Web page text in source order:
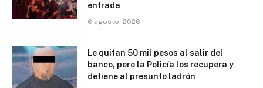
entrada
6 agosto, 2026
Le quitan 50 mil pesos al salir del
banco, pero la Policía los recupera y
detiene al presunto ladrón